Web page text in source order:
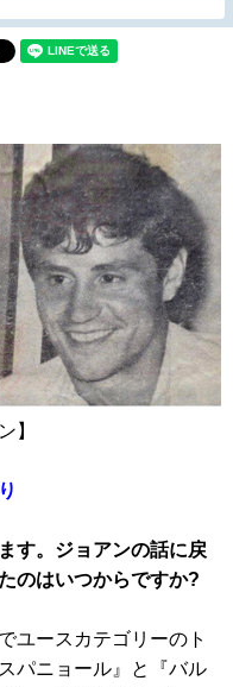
】
す。ジョアンの話に戻
のはいつからですか?
ユースカテゴリーのト
パニョール』と『バル